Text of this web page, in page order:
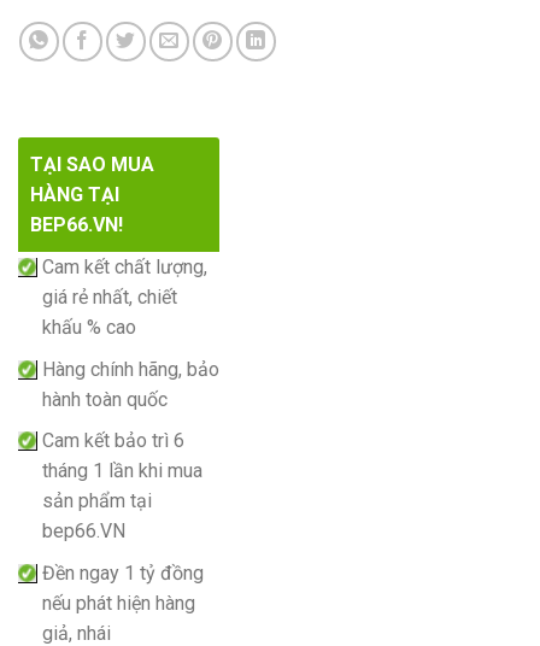
TẠI SAO MUA
HÀNG TẠI
BEP66.VN!
Cam kết chất lượng,
giá rẻ nhất, chiết
khấu % cao
Hàng chính hãng, bảo
hành toàn quốc
Cam kết bảo trì 6
tháng 1 lần khi mua
sản phẩm tại
bep66.VN
Đền ngay 1 tỷ đồng
nếu phát hiện hàng
giả, nhái